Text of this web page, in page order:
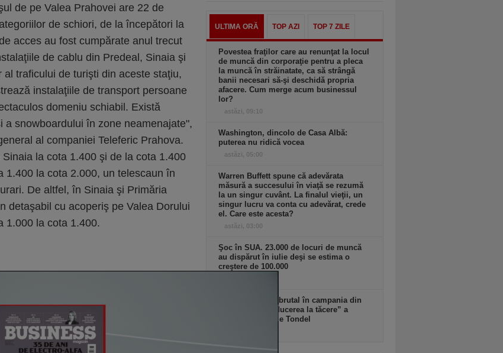
de pe Valea Prahovei are 22 de
de schiori, de la începători la
acces au fost cumpărate anul trecut
de cablu din Predeal, Sinaia şi
traficului de turişti din aceste staţiu,
instalaţiile de transport persoane
domeniu schiabil. Există
snowboardului în zone neamenajate",
al companiei Teleferic Prahova.
la cota 1.400 şi de la cota 1.400
1.400 la cota 2.000, un telescaun în
De altfel, în Sinaia şi Primăria
detaşabil cu acoperiş pe Valea Dorului
1.000 la cota 1.400.
ULTIMA ORĂ TOP AZI TOP 7 ZILE
Povestea fraţilor care au renunţat la locul
de muncă din corporaţie pentru a pleca
la muncă în străinatate, ca să strângă
banii necesari să-şi deschidă propria
afacere. Cum merge acum businessul
lor?
astăzi, 09:10
Washington, dincolo de Casa Albă:
puterea nu ridică vocea
astăzi, 05:00
Warren Buffett spune că adevărata
măsură a succesului în viaţă se rezumă
la un singur cuvânt. La finalul vieţii, un
singur lucru va conta cu adevărat, crede
el. Care este acesta?
astăzi, 03:00
Şoc în SUA. 23.000 de locuri de muncă
au dispărut în iulie deşi se estima o
creştere de 100.000
Elon Musk intră brutal în campania din
Franţa: cere „reducerea la tăcere” a
candidatei Marine Tondel